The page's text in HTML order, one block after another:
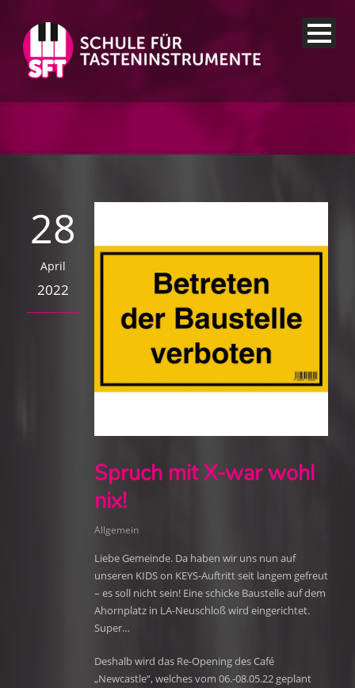
28
April
2022
Spruch mit X-war wohl
nix!
Allgemein
Liebe Gemeinde. Da haben wir uns nun auf
unseren KIDS on KEYS-Auftritt seit langem gefreut
– es soll nicht sein! Eine schicke Baustelle auf dem
Ahornplatz in LA-Neuschloß wird eingerichtet.
Super…
Deshalb wird das Re-Opening des Café
„Newcastle“, welches vom 06.-08.05.22 geplant